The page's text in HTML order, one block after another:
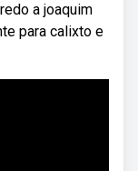
a joaquim
para calixto e